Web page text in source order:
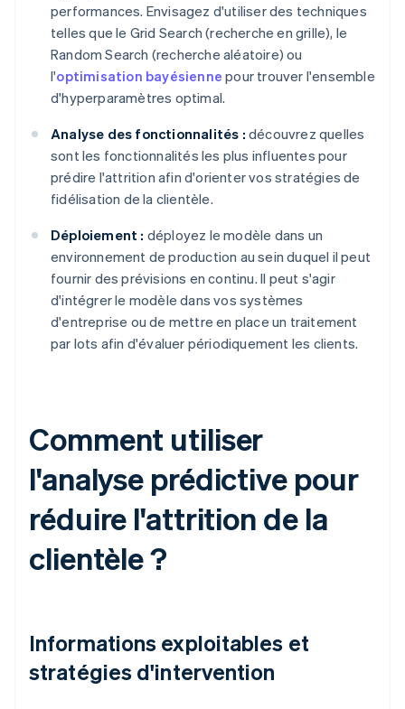
performances. Envisagez d'utiliser des techniques
telles que le Grid Search (recherche en grille), le
Random Search (recherche aléatoire) ou
l'optimisation bayésienne pour trouver l'ensemble
d'hyperparamètres optimal.
Analyse des fonctionnalités : découvrez quelles
sont les fonctionnalités les plus influentes pour
prédire l'attrition afin d'orienter vos stratégies de
fidélisation de la clientèle.
Déploiement : déployez le modèle dans un
environnement de production au sein duquel il peut
fournir des prévisions en continu. Il peut s'agir
d'intégrer le modèle dans vos systèmes
d'entreprise ou de mettre en place un traitement
par lots afin d'évaluer périodiquement les clients.
Comment utiliser
l'analyse prédictive pour
réduire l'attrition de la
clientèle ?
Informations exploitables et
stratégies d'intervention